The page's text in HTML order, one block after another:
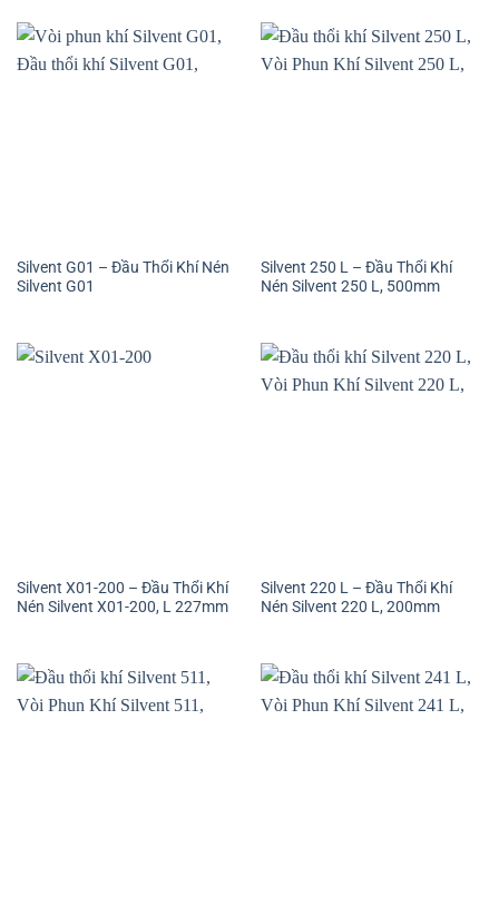
Silvent G01 – Đầu Thổi Khí Nén
Silvent G01
Silvent 250 L – Đầu Thổi Khí
Nén Silvent 250 L, 500mm
Silvent X01-200 – Đầu Thổi Khí
Nén Silvent X01-200, L 227mm
Silvent 220 L – Đầu Thổi Khí
Nén Silvent 220 L, 200mm